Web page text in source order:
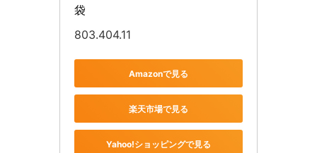
袋
803.404.11
Amazonで見る
楽天市場で見る
Yahoo!ショッピングで見る